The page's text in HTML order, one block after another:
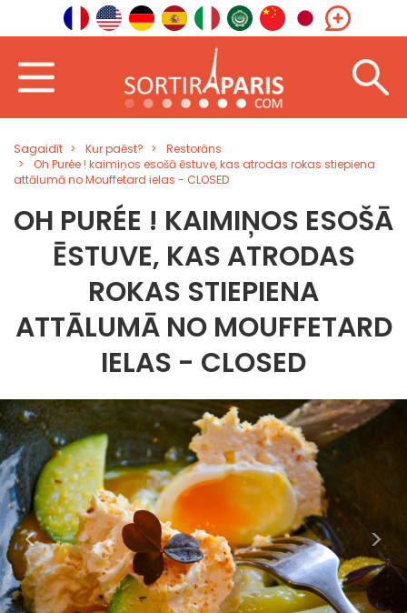
Sagaidīt Kur paēst?
Restorāns
Oh Purée ! kaimiņos esošā ēstuve, kas atrodas rokas stiepiena
attālumā no Mouffetard ielas - CLOSED
OH PURÉE ! KAIMIŅOS ESOŠĀ
ĒSTUVE, KAS ATRODAS
ROKAS STIEPIENA
ATTĀLUMĀ NO MOUFFETARD
IELAS - CLOSED
< >